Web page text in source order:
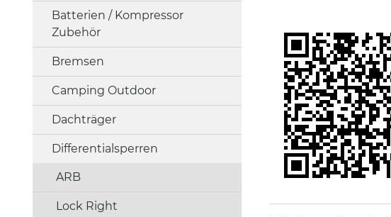
Batterien / Kompressor
Zubehör
Bremsen
Camping Outdoor
Dachträger
Differentialsperren
ARB
Lock Right